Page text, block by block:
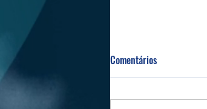
Comentários